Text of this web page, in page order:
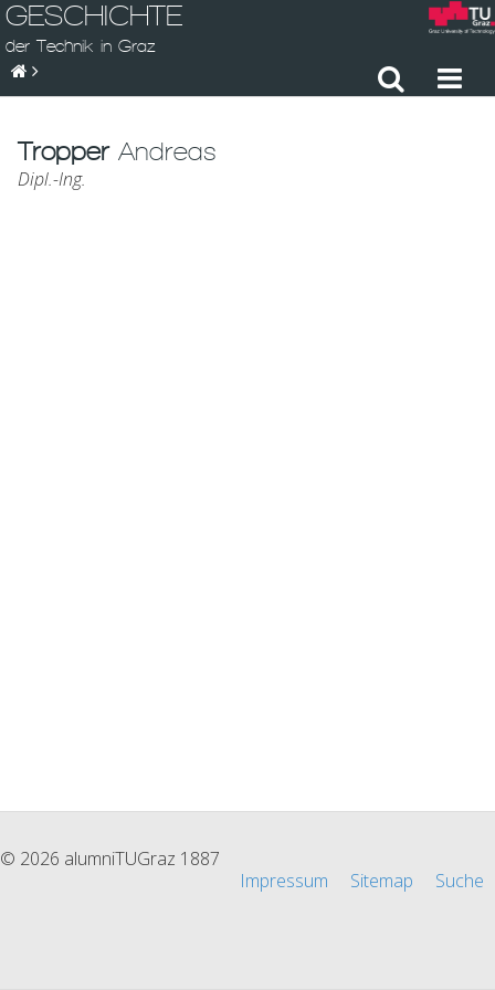
GESCHICHTE
der Technik in Graz
TropperAndreas
Dipl.-Ing.
© 2026 alumniTUGraz 1887
Impressum
Sitemap Suche